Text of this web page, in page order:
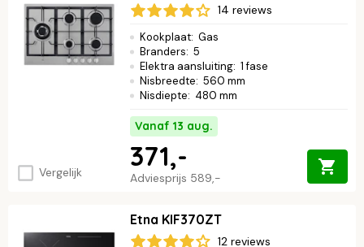
Vergelijk
14 reviews
Kookplaat: Gas
Branders: 5
Elektra aansluiting: 1 fase
Nisbreedte: 560 mm
Nisdiepte: 480 mm
Vanaf 13 aug.
Adviesprijs 589,-
371,-
Etna KIF370ZT
12 reviews